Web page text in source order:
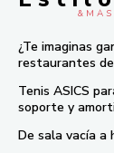
& M À S
¿Te imaginas
restaurantes
Tenis ASICS
soporte y
De sala vacía a